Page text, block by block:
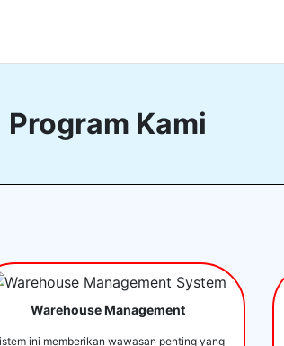
Program Kami
Warehouse Management
ini memberikan wawasan penting yang